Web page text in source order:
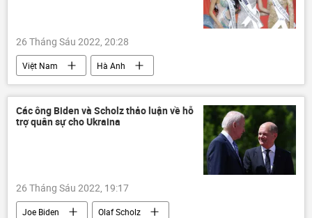
26 Tháng Sáu 2022, 20:28
Việt Nam
Hà Anh
Hoa Hậu Hoàn Vũ Việt Nam
Xã hội
Các ông Biden và Scholz thảo luận về hỗ
trợ quân sự cho Ukraina
26 Tháng Sáu 2022, 19:17
Joe Biden
Olaf Scholz